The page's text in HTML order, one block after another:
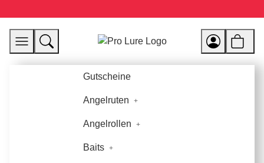
Gutscheine
Angelruten
Angelrollen
Baits